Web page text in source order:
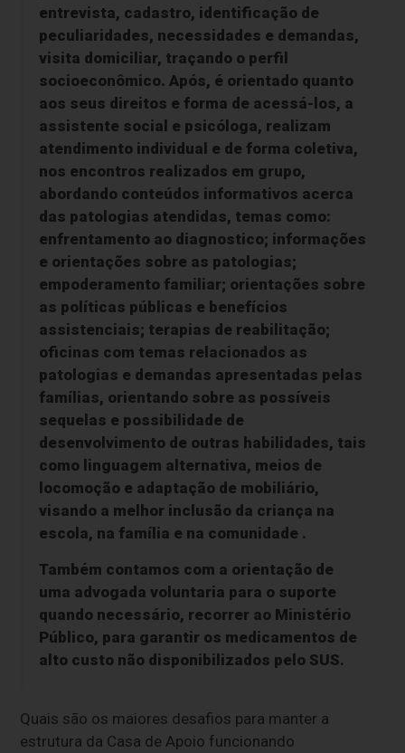
entrevista, cadastro, identificação de
peculiaridades, necessidades e demandas,
visita domiciliar, traçando o perfil
socioeconômico. Após, é orientado quanto
aos seus direitos e forma de acessá-los, a
assistente social e psicóloga, realizam
atendimento individual e de forma coletiva,
nos encontros realizados em grupo,
abordando conteúdos informativos acerca
das patologias atendidas, temas como:
enfrentamento ao diagnostico; informações
e orientações sobre as patologias;
empoderamento familiar; orientações sobre
as políticas públicas e benefícios
assistenciais; terapias de reabilitação;
oficinas com temas relacionados as
patologias e demandas apresentadas pelas
famílias, orientando sobre as possíveis
sequelas e possibilidade de
desenvolvimento de outras habilidades, tais
como linguagem alternativa, meios de
locomoção e adaptação de mobiliário,
visando a melhor inclusão da criança na
escola, na família e na comunidade .
Também contamos com a orientação de
uma advogada voluntaria para o suporte
quando necessário, recorrer ao Ministério
Público, para garantir os medicamentos de
alto custo não disponibilizados pelo SUS.
Quais são os maiores desafios para manter a
estrutura da Casa de Apoio funcionando